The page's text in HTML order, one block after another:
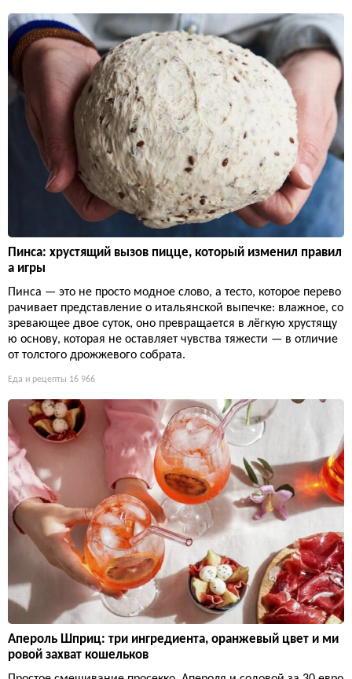
Пинса: хрустящий вызов пицце, который изменил правил
а игры
Пинса — это не просто модное слово, а тесто, которое перево
рачивает представление о итальянской выпечке: влажное, со
зревающее двое суток, оно превращается в лёгкую хрустящу
ю основу, которая не оставляет чувства тяжести — в отличие
от толстого дрожжевого собрата.
Еда и рецепты 16 966
Апероль Шприц: три ингредиента, оранжевый цвет и ми
ровой захват кошельков